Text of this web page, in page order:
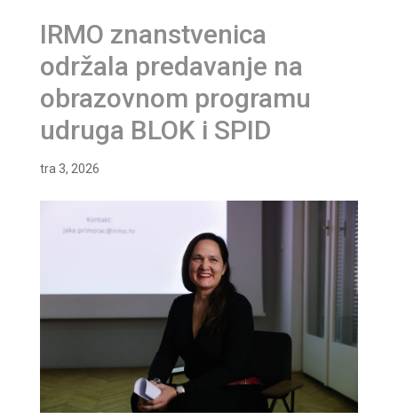
IRMO znanstvenica
održala predavanje na
obrazovnom programu
udruga BLOK i SPID
tra 3, 2026